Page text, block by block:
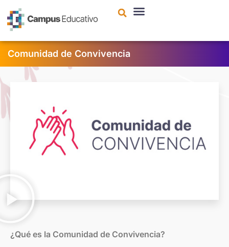
Comunidad de Convivencia
¿Qué es la Comunidad de Convivencia?